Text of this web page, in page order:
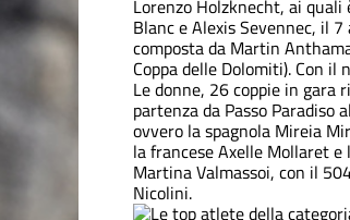
Lorenzo Holzknecht, ai
Blanc e Alexis Sevennec, il
composta da Martin
Coppa delle Dolomiti). Con
Le donne, 26 coppie in
partenza da Passo Paradiso
ovvero la spagnola Mireia
la francese Axelle Mollaret e
Martina Valmassoi, con il
Nicolini.